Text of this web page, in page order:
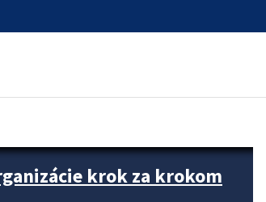
krok za krokom